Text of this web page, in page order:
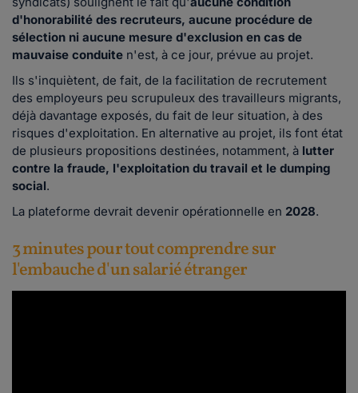
d'honorabilité des recruteurs, aucune procédure de
sélection ni aucune mesure d'exclusion en cas de
mauvaise conduite n'est, à ce jour, prévue au projet.
Ils s'inquiètent, de fait, de la facilitation de recrutement
des employeurs peu scrupuleux des travailleurs migrants,
déjà davantage exposés, du fait de leur situation, à des
risques d'exploitation. En alternative au projet, ils font état
de plusieurs propositions destinées, notamment, à lutter
contre la fraude, l'exploitation du travail et le dumping
social.
La plateforme devrait devenir opérationnelle en 2028.
3 minutes pour tout comprendre sur
l'embauche d'un salarié étranger